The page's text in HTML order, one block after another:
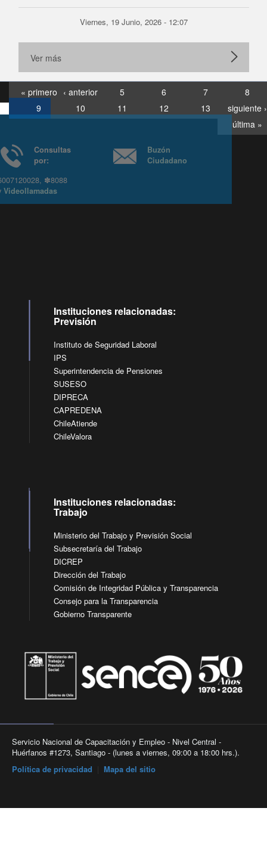
Viernes, 19 Junio, 2026 - 12:07
Ver más
« primero ‹ anterior 5 6 7
8
9
10 11 12 13
siguiente ›
última »
Consultas
6007120028, ✽8088
yVideollamadas
Ciudadano
Instituciones relacionadas:
Previsión
Instituto de Seguridad Laboral
IPS
Superintendencia de Pensiones
SUSESO
DIPRECA
CAPREDENA
ChileAtiende
ChileValora
Instituciones relacionadas:
Trabajo
Ministerio del Trabajo y Previsión Social
Subsecretaría del Trabajo
DICREP
Dirección del Trabajo
Comisión de Integridad Pública y Transparencia
Consejo para la Transparencia
Gobierno Transparente
Servicio Nacional de Capacitación y Empleo - Nivel Central -
Huérfanos #1273, Santiago - (lunes a viernes, 09:00 a 18:00 hrs.).
Política de privacidad
Mapa del sitio